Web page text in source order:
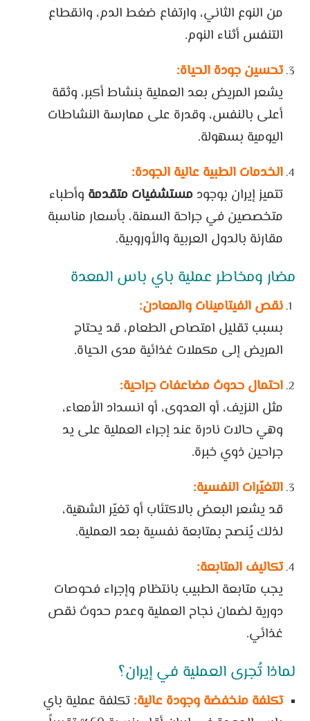
من النوع الثاني، وارتفاع ضغط الدم، وانقطاع
التنفس أثناء النوم.
تحسين جودة الحياة:
يشعر المريض بعد العملية بنشاط أكبر، وثقة
أعلى بالنفس، وقدرة على ممارسة النشاطات
اليومية بسهولة.
الخدمات الطبية عالية الجودة:
تتميز إيران بوجود مستشفيات متقدمة وأطباء
متخصصين في جراحة السمنة، بأسعار مناسبة
مقارنة بالدول العربية والأوروبية.
مضار ومخاطر عملية باي باس المعدة
نقص الفيتامينات والمعادن:
بسبب تقليل امتصاص الطعام، قد يحتاج
المريض إلى مكملات غذائية مدى الحياة.
احتمال حدوث مضاعفات جراحية:
مثل النزيف، أو العدوى، أو انسداد الأمعاء،
وهي حالات نادرة عند إجراء العملية على يد
جراحين ذوي خبرة.
التغيّرات النفسية:
قد يشعر البعض بالاكتئاب أو تغيّر الشهية،
لذلك يُنصح بمتابعة نفسية بعد العملية.
تكاليف المتابعة:
يجب متابعة الطبيب بانتظام وإجراء فحوصات
دورية لضمان نجاح العملية وعدم حدوث نقص
غذائي.
لماذا تُجرى العملية في إيران؟
تكلفة منخفضة وجودة عالية: تكلفة عملية باي